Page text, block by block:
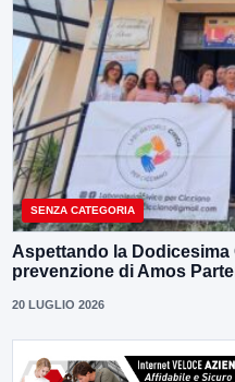
SENZA CATEGORIA
Aspettando la Dodicesima
prevenzione di Amos
20 LUGLIO 2026